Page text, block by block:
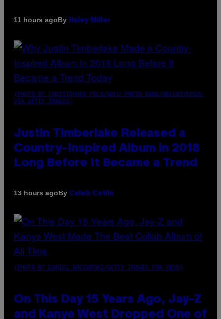
11 hours agoBy Haley Miller
(PHOTO BY CHRISTOPHER POLK/NBCU PHOTO BANK/NBCUNIVERSAL
VIA GETTY IMAGES)
Justin Timberlake Released a
Country-Inspired Album in 2018
Long Before It Became a Trend
13 hours agoBy Caleb Catlin
(PHOTO BY DANIEL BOCZARSKI/GETTY IMAGES FOR VEVO)
On This Day 15 Years Ago, Jay-Z
and Kanye West Dropped One of